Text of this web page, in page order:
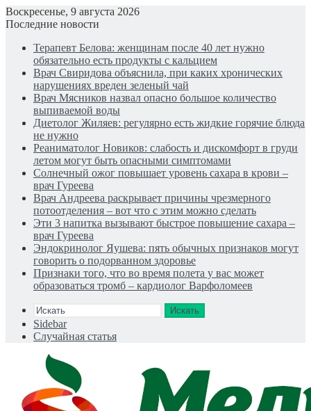
Воскресенье, 9 августа 2026
Последние новости
Терапевт Белова: женщинам после 40 лет нужно
обязательно есть продукты с кальцием
Врач Свиридова объяснила, при каких хронических
нарушениях вреден зеленый чай
Врач Мясников назвал опасно большое количество
выпиваемой воды
Диетолог Жиляев: регулярно есть жидкие горячие блюда
не нужно
Реаниматолог Новиков: слабость и дискомфорт в груди
летом могут быть опасными симптомами
Солнечный ожог повышает уровень сахара в крови –
врач Гуреева
Врач Андреева раскрывает причины чрезмерного
потоотделения – вот что с этим можно сделать
Эти 3 напитка вызывают быстрое повышение сахара –
врач Гуреева
Эндокринолог Яушева: пять обычных признаков могут
говорить о подорванном здоровье
Признаки того, что во время полета у вас может
образоваться тромб – кардиолог Варфоломеев
Искать
Sidebar
Случайная статья